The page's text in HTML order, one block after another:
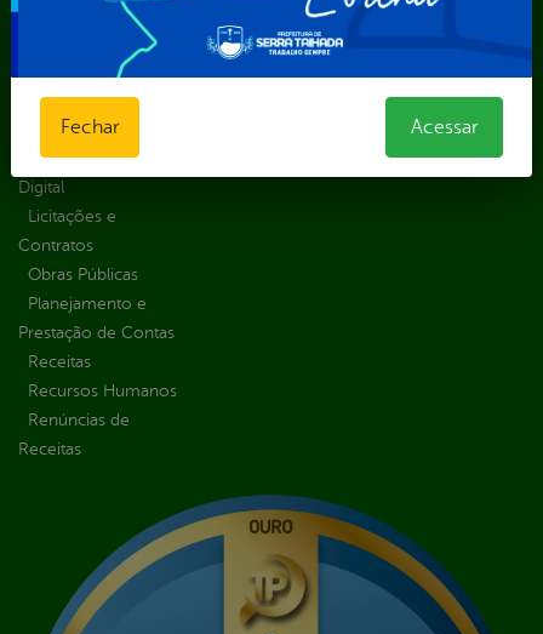
Organizacional
Inicio
LGPD e Governo
Digital
Licitações e
Contratos
Obras Públicas
Planejamento e
Prestação de Contas
Receitas
Recursos Humanos
Renúncias de
Receitas
Sic Físico
Solicitar
Transparência
Escolar
Fechar Acessar